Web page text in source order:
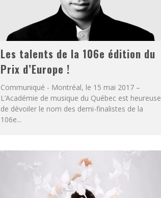
Les talents de la 106e édition du
Prix d’Europe !
Communiqué - Montréal, le 15 mai 2017 –
L’Académie de musique du Québec est heureuse
de dévoiler le nom des demi-finalistes de la
106e...